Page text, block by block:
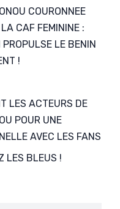
COURONNEE
CAF FEMININE :
LE BENIN
!
LES ACTEURS DE
POUR UNE
AVEC LES FANS
LES BLEUS !